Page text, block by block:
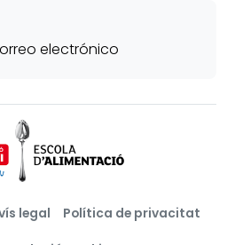
electrónico
legal Política de privacitat